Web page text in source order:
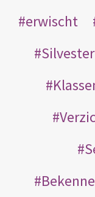
erwischt
Silvester